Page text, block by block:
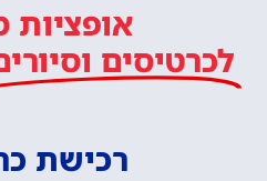
אופציות
לכרטיסים
רכישת